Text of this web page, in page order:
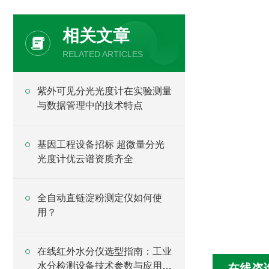
相关文章
RELATED ARTICLES
紫外可见分光光度计在实验测量
与数据管理中的技术特点
基因工程设备招标 超微量分光
光度计优云谱资质齐全
全自动直链淀粉测定仪如何使
用？
在线红外水分仪选型指南：工业
水分检测设备技术参数与应用分